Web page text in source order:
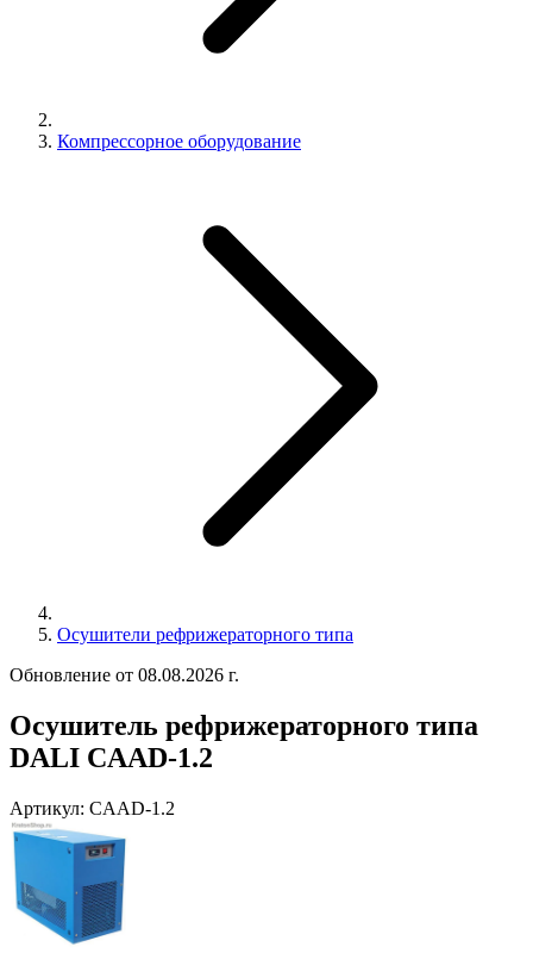
Компрессорное оборудование
Осушители рефрижераторного типа
Обновление от 08.08.2026 г.
Осушитель рефрижераторного типа
DALI CAAD-1.2
Артикул: CAAD-1.2